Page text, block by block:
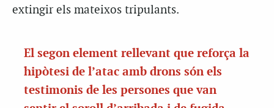
extingir els mateixos tripulants.
El segon element rellevant que reforça la
hipòtesi de l’atac amb drons són els
testimonis de les persones que van